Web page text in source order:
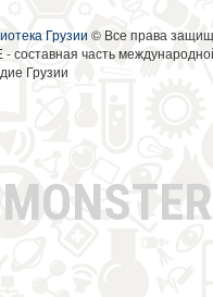
Грузии © Все права
- составная часть
Грузии